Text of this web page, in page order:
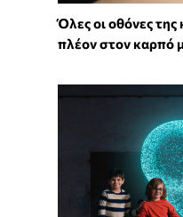
Όλες οι οθόνες
πλέον στον καρπό